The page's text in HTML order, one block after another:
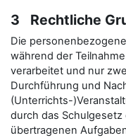
3 Rechtliche
Die
während der
verarbeitet und nur
Durchführung und
(Unterrichts-
durch das
übertragenen